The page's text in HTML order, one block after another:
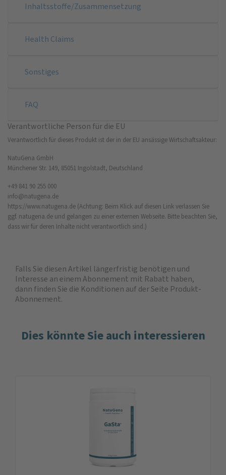
Inhaltsstoffe/Zusammensetzung
Health Claims
Sonstiges
FAQ
Verantwortliche Person für die EU
Verantwortlich für dieses Produkt ist der in der EU ansässige Wirtschaftsakteur:
NatuGena GmbH
Münchener Str. 149, 85051 Ingolstadt, Deutschland
+49 841 90 255 000
info@natugena.de
https://www.natugena.de (Achtung: Beim Klick auf diesen Link verlassen Sie
ggf. natugena.de und gelangen zu einer externen Webseite. Bitte beachten Sie,
dass wir für deren Inhalte nicht verantwortlich sind.)
Falls Sie diesen Artikel längerfristig benötigen und
Interesse an einem Abonnement mit Rabatt haben,
dann finden Sie die Konditionen auf der Seite Produkt-
Abonnement.
Dies könnte Sie auch interessieren